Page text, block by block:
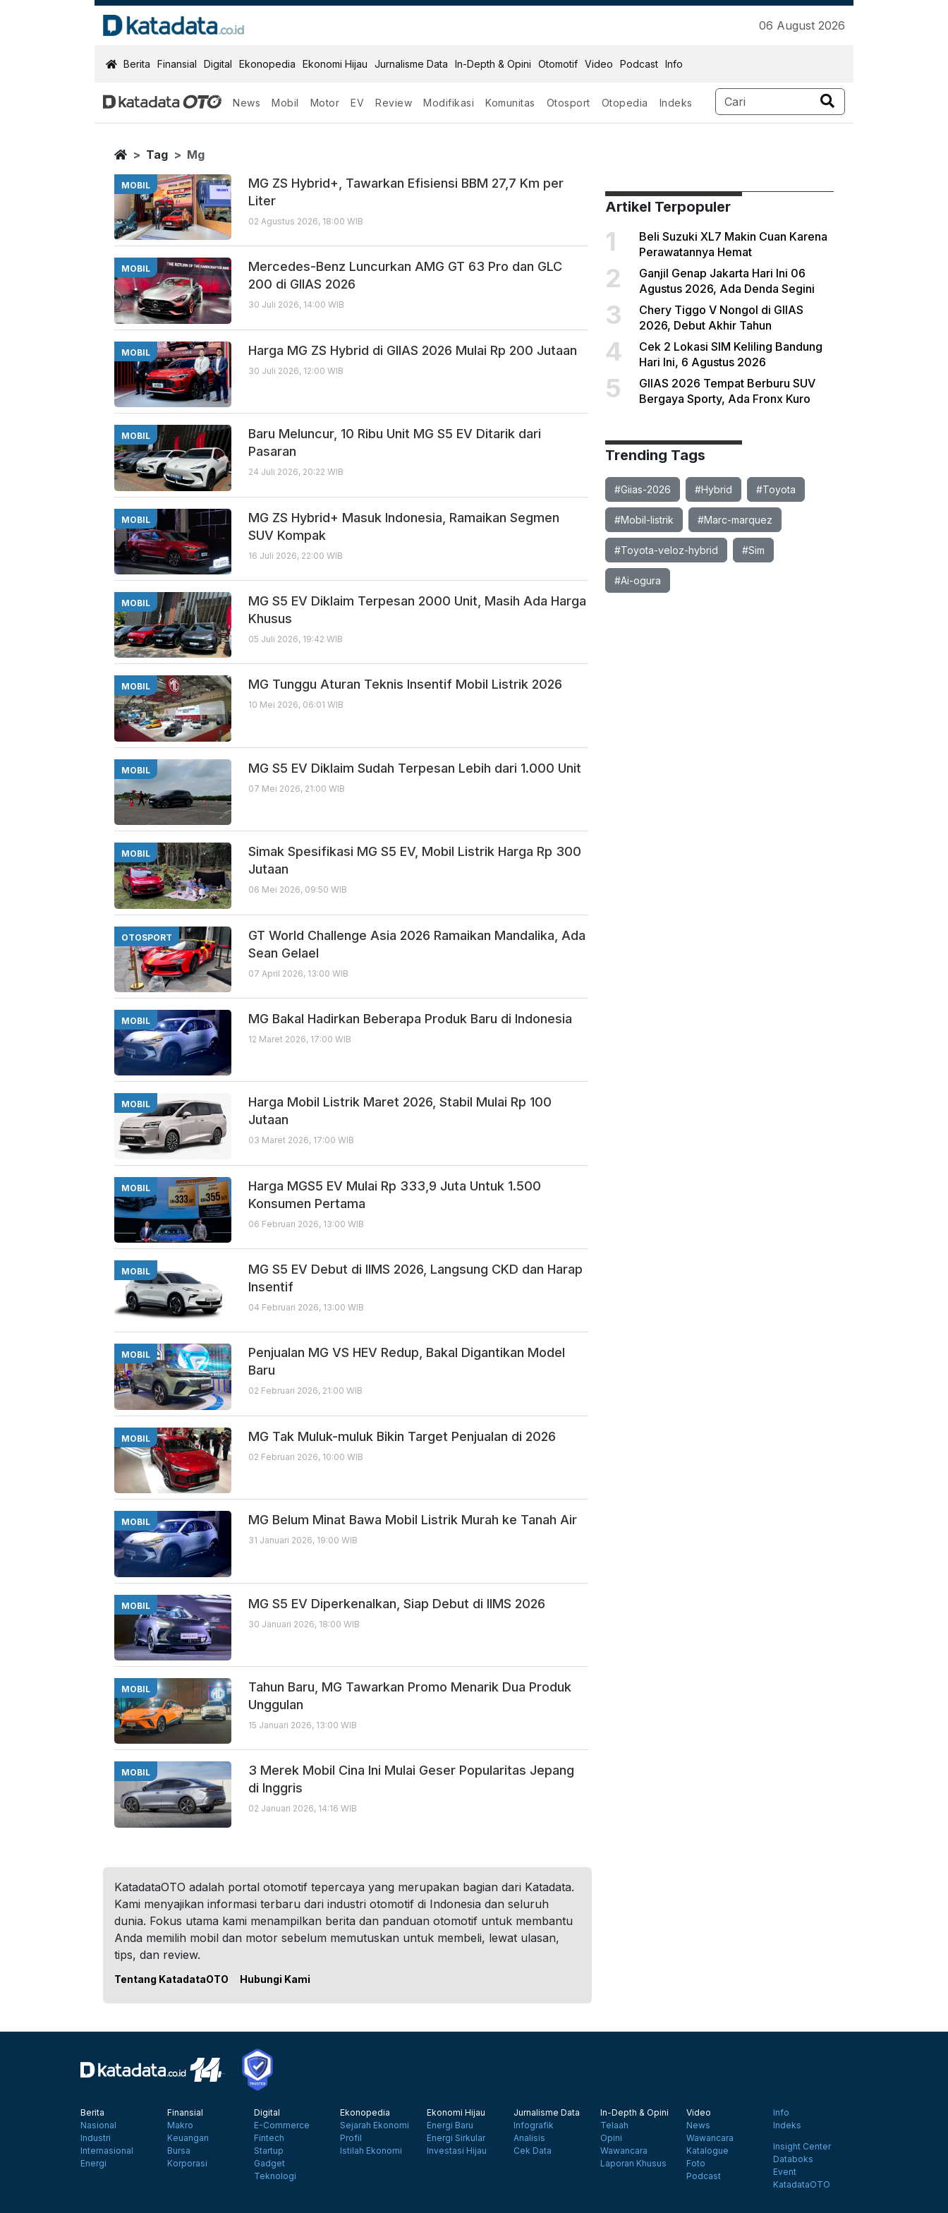
06 August 2026
KatadataOTO
Berita Finansial Digital Ekonopedia Ekonomi Hijau Jurnalisme Data In-Depth & Opini Otomotif Video Podcast Info
News Mobil Motor EV Review Modifikasi Komunitas Otosport Otopedia Indeks
Mg
Berita Terbaru
Home
Tag Mg
MOBIL
MG ZS Hybrid+, Tawarkan Efisiensi BBM 27,7 Km per
Liter
02 Agustus 2026, 18:00 WIB
MOBIL
Mercedes-Benz Luncurkan AMG GT 63 Pro dan GLC
200 di GIIAS 2026
30 Juli 2026, 14:00 WIB
MOBIL Harga MG ZS Hybrid di GIIAS 2026 Mulai Rp 200 Jutaan
30 Juli 2026, 12:00 WIB
MOBIL
Baru Meluncur, 10 Ribu Unit MG S5 EV Ditarik dari
Pasaran
24 Juli 2026, 20:22 WIB
MOBIL
MG ZS Hybrid+ Masuk Indonesia, Ramaikan Segmen
SUV Kompak
16 Juli 2026, 22:00 WIB
MOBIL
MG S5 EV Diklaim Terpesan 2000 Unit, Masih Ada Harga
Khusus
05 Juli 2026, 19:42 WIB
MOBIL MG Tunggu Aturan Teknis Insentif Mobil Listrik 2026
10 Mei 2026, 06:01 WIB
MOBIL MG S5 EV Diklaim Sudah Terpesan Lebih dari 1.000 Unit
07 Mei 2026, 21:00 WIB
MOBIL
Simak Spesifikasi MG S5 EV, Mobil Listrik Harga Rp 300
Jutaan
06 Mei 2026, 09:50 WIB
OTOSPORT
GT World Challenge Asia 2026 Ramaikan Mandalika, Ada
Sean Gelael
07 April 2026, 13:00 WIB
MOBIL MG Bakal Hadirkan Beberapa Produk Baru di Indonesia
12 Maret 2026, 17:00 WIB
MOBIL
Harga Mobil Listrik Maret 2026, Stabil Mulai Rp 100
Jutaan
03 Maret 2026, 17:00 WIB
MOBIL
Harga MGS5 EV Mulai Rp 333,9 Juta Untuk 1.500
Konsumen Pertama
06 Februari 2026, 13:00 WIB
MOBIL
MG S5 EV Debut di IIMS 2026, Langsung CKD dan Harap
Insentif
04 Februari 2026, 13:00 WIB
MOBIL
Penjualan MG VS HEV Redup, Bakal Digantikan Model
Baru
02 Februari 2026, 21:00 WIB
MOBIL MG Tak Muluk-muluk Bikin Target Penjualan di 2026
02 Februari 2026, 10:00 WIB
MOBIL MG Belum Minat Bawa Mobil Listrik Murah ke Tanah Air
31 Januari 2026, 19:00 WIB
MOBIL MG S5 EV Diperkenalkan, Siap Debut di IIMS 2026
30 Januari 2026, 18:00 WIB
MOBIL
Tahun Baru, MG Tawarkan Promo Menarik Dua Produk
Unggulan
15 Januari 2026, 13:00 WIB
MOBIL
3 Merek Mobil Cina Ini Mulai Geser Popularitas Jepang
di Inggris
02 Januari 2026, 14:16 WIB
Artikel Terpopuler
1
Beli Suzuki XL7 Makin Cuan Karena
Perawatannya Hemat
2
Ganjil Genap Jakarta Hari Ini 06
Agustus 2026, Ada Denda Segini
3
Chery Tiggo V Nongol di GIIAS
2026, Debut Akhir Tahun
4
Cek 2 Lokasi SIM Keliling Bandung
Hari Ini, 6 Agustus 2026
5
GIIAS 2026 Tempat Berburu SUV
Bergaya Sporty, Ada Fronx Kuro
Trending Tags
#Giias-2026 #Hybrid #Toyota
#Mobil-listrik #Marc-marquez
#Toyota-veloz-hybrid #Sim
#Ai-ogura
KatadataOTO adalah portal otomotif tepercaya yang merupakan bagian dari Katadata.
Kami menyajikan informasi terbaru dari industri otomotif di Indonesia dan seluruh
dunia. Fokus utama kami menampilkan berita dan panduan otomotif untuk membantu
Anda memilih mobil dan motor sebelum memutuskan untuk membeli, lewat ulasan,
tips, dan review.
Tentang KatadataOTO Hubungi Kami
Berita
Nasional
Industri
Internasional
Energi
Finansial
Makro
Keuangan
Bursa
Korporasi
Digital
E-Commerce
Fintech
Startup
Gadget
Teknologi
Ekonopedia
Sejarah Ekonomi
Profil
Istilah Ekonomi
Ekonomi Hijau
Energi Baru
Energi Sirkular
Investasi Hijau
Jurnalisme Data
Infografik
Analisis
Cek Data
In-Depth & Opini
Telaah
Opini
Wawancara
Laporan Khusus
Video
News
Wawancara
Katalogue
Foto
Podcast
Info
Indeks
Insight Center
Databoks
Event
KatadataOTO